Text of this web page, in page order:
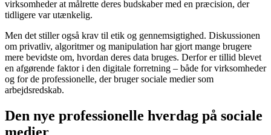
virksomheder at målrette deres budskaber med en præcision, der
tidligere var utænkelig.
Men det stiller også krav til etik og gennemsigtighed. Diskussionen
om privatliv, algoritmer og manipulation har gjort mange brugere
mere bevidste om, hvordan deres data bruges. Derfor er tillid blevet
en afgørende faktor i den digitale forretning – både for virksomheder
og for de professionelle, der bruger sociale medier som
arbejdsredskab.
Den nye professionelle hverdag på sociale